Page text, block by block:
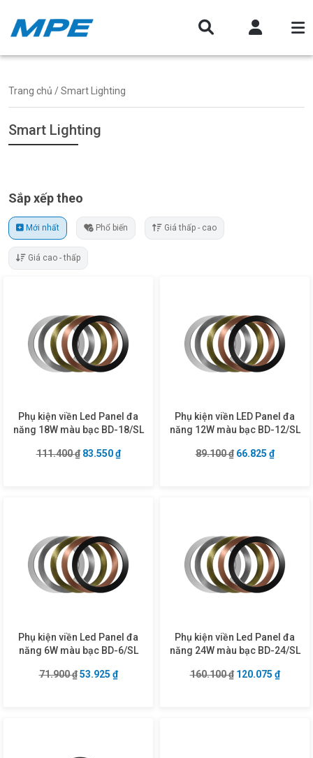
Trang chủ / Smart Lighting
Smart Lighting
Sắp xếp theo
Mới nhất Phổ biến Giá thấp - cao
Giá cao - thấp
Phụ kiện viền Led Panel đa
năng 18W màu bạc BD-18/SL
111.400₫ Giá gốc là: 111.400 ₫.
83.550₫Giá hiện tại là: 83.550 ₫.
Phụ kiện viền LED Panel đa
năng 12W màu bạc BD-12/SL
89.100₫ Giá gốc là:
66.825 ₫Giá hiện
Phụ kiện viền Led Panel đa
năng 6W màu bạc BD-6/SL
71.900₫ Giá gốc là: 71.900 ₫.
53.925 ₫Giá hiện tại là: 53.925 ₫.
Phụ kiện viền Led Panel đa
năng 24W màu bạc BD-24/SL
160.100₫ Giá gốc là:
120.075 ₫Giá